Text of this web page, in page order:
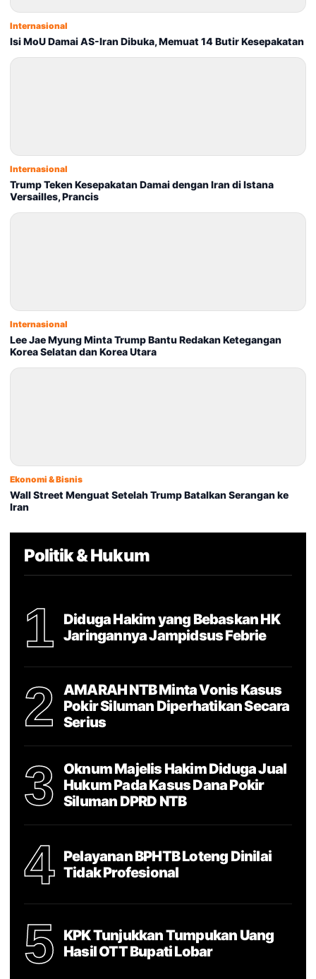
Internasional
Isi MoU Damai AS-Iran Dibuka, Memuat 14 Butir Kesepakatan
Internasional
Trump Teken Kesepakatan Damai dengan Iran di Istana
Versailles, Prancis
Internasional
Lee Jae Myung Minta Trump Bantu Redakan Ketegangan
Korea Selatan dan Korea Utara
Ekonomi & Bisnis
Wall Street Menguat Setelah Trump Batalkan Serangan ke
Iran
Politik & Hukum
1
Diduga Hakim yang Bebaskan HK
Jaringannya Jampidsus Febrie
2
AMARAH NTB Minta Vonis Kasus
Pokir Siluman Diperhatikan Secara
Serius
3
Oknum Majelis Hakim Diduga Jual
Hukum Pada Kasus Dana Pokir
Siluman DPRD NTB
4
Pelayanan BPHTB Loteng Dinilai
Tidak Profesional
5
KPK Tunjukkan Tumpukan Uang
Hasil OTT Bupati Lobar